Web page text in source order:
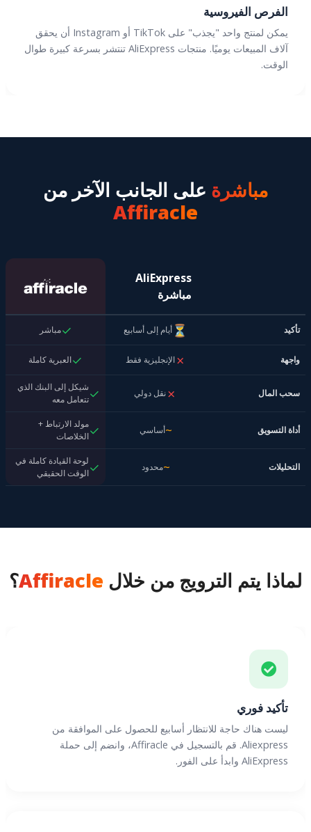
الفرص الفيروسية
يمكن لمنتج واحد "يجذب" على TikTok أو Instagram أن يحقق
آلاف المبيعات يوميًا. منتجات AliExpress تنتشر بسرعة كبيرة طوال
الوقت.
مباشرة على الجانب الآخر من
Affiracle
AliExpress
مباشرة
تأكيد ⏳ أيام إلى أسابيع ✓مباشر
واجهة ✗الإنجليزية فقط ✓العبرية كاملة
سحب المال ✗نقل دولي ✓شيكل إلى البنك الذي
تتعامل معه
أداة التسويق ~أساسي ✓مولد الارتباط +
الخلاصات
التحليلات ~محدود ✓لوحة القيادة كاملة في
الوقت الحقيقي
لماذا يتم الترويج من خلال Affiracle؟
تأكيد فوري
ليست هناك حاجة للانتظار أسابيع للحصول على الموافقة من
Aliexpress. قم بالتسجيل في Affiracle، وانضم إلى حملة
AliExpress وابدأ على الفور.